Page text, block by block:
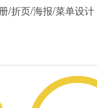
/折页/海报/菜单设